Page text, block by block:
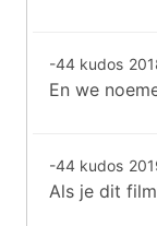
-44 kudos
En we
-44 kudos
Als je dit